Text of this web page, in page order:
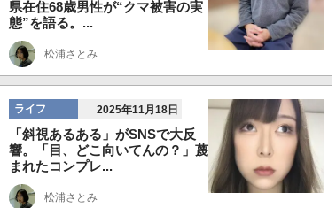
県在住68歳男性が“クマ被害の実
態”を語る。...
松浦さとみ
ライフ 2025年11月18日
「斜視あるある」がSNSで大反
響。「目、どこ向いてんの？」蔑
まれたコンプレ...
松浦さとみ